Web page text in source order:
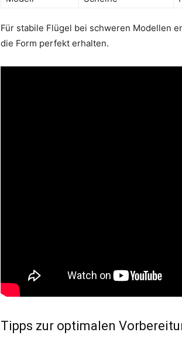
Für stabile Flügel bei schweren Modellen
die Form perfekt erhalten.
Tipps zur optimalen